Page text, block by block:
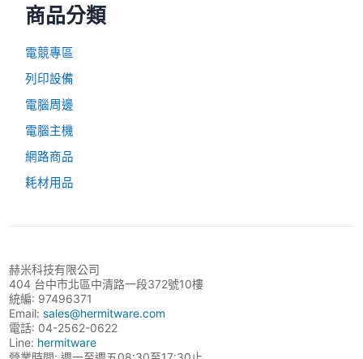
商品分類
電競專區
列印設備
電腦周邊
電腦主機
網路商品
耗材用品
赫米科技有限公司
404 台中市北區中清路一段372號10樓
統編: 97496371
Email:sales@hermitware.com
電話: 04-2562-0622
Line: hermitware